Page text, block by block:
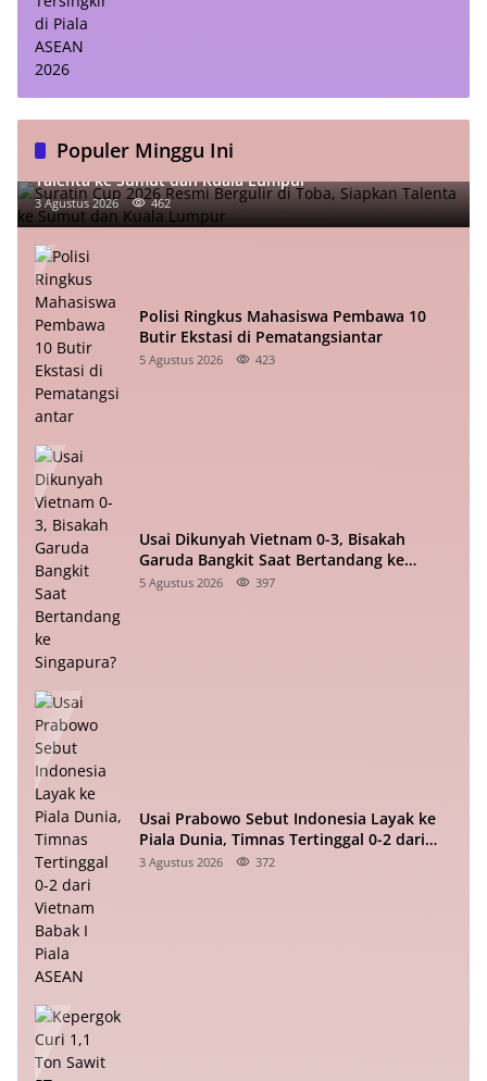
Populer Minggu Ini
Suratin Cup 2026 Resmi Bergulir di Toba, Siapkan
Talenta ke Sumut dan Kuala Lumpur
3 Agustus 2026 462
Polisi Ringkus Mahasiswa Pembawa 10
Butir Ekstasi di Pematangsiantar
5 Agustus 2026 423
Usai Dikunyah Vietnam 0-3, Bisakah
Garuda Bangkit Saat Bertandang ke
Singapura?
5 Agustus 2026 397
Usai Prabowo Sebut Indonesia Layak ke
Piala Dunia, Timnas Tertinggal 0-2 dari
Vietnam Babak I Piala ASEAN
3 Agustus 2026 372